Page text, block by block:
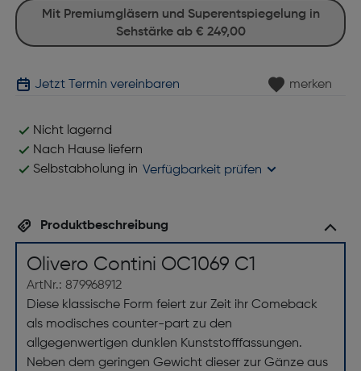
Mit Premiumgläsern und Superentspiegelung in
Sehstärke ab € 249,00
Jetzt Termin vereinbaren merken
Nicht lagernd
Nach Hause liefern
Selbstabholung in Verfügbarkeit prüfen
Produktbeschreibung
Olivero Contini OC1069 C1
ArtNr.: 879968912
Diese klassische Form feiert zur Zeit ihr Comeback
als modisches counter-part zu den
allgegenwertigen dunklen Kunststofffassungen.
Neben dem geringen Gewicht dieser zur Gänze aus